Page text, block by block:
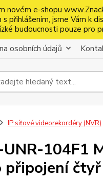
novém e-shopu
přihlášením, jsme Vám k
budoucnosti pouze pro
osobních údajů
IP síťové videorekordéry (NVR)
UNR-104F1
připojení